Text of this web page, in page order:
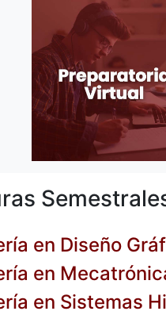
en Diseño
en
en Sistemas